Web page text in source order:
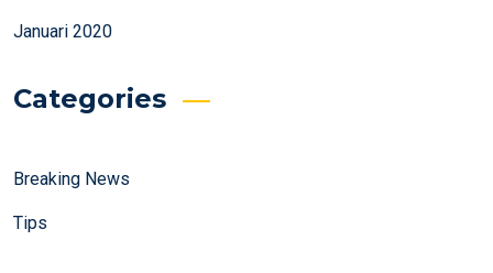
Januari 2020
Categories
Breaking News
Tips